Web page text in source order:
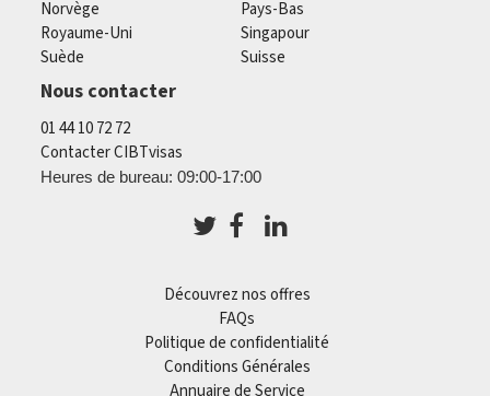
Norvège
Pays-Bas
Royaume-Uni
Singapour
Suède
Suisse
Nous contacter
01 44 10 72 72
Contacter CIBTvisas
Heures de bureau: 09:00-17:00
Découvrez nos offres
FAQs
Politique de confidentialité
Conditions Générales
Annuaire de Service